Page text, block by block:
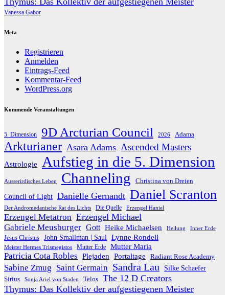
Vanessa Gabor
Meta
Registrieren
Anmelden
Eintrags-Feed
Kommentar-Feed
WordPress.org
Kommende Veranstaltungen
5. Dimension 9D Arcturian Council 2026 Adama
Arkturianer Asara Adams Ascended Masters
Astrologie Aufstieg in die 5. Dimension
Ausserirdisches Leben Channeling Christina von Dreien
Council of Light Danielle Gernandt Daniel Scranton
Der Andromedanische Rat des Lichts Die Quelle Erzengel Haniel
Erzengel Metatron Erzengel Michael
Gabriele Meusburger Gott Heike Michaelsen Heilung Inner Erde
Jesus Christus John Smallman | Saul Lynne Rondell
Meister Hermes Trismegistos Mutter Erde Mutter Maria
Patricia Cota Robles Plejaden Portaltage Radiant Rose Academy
Sabine Zmug Saint Germain Sandra Lau Silke Schaefer
Sirius Sonja Ariel von Staden Telos The 12 D Creators
Thymus: Das Kollektiv der aufgestiegenen Meister